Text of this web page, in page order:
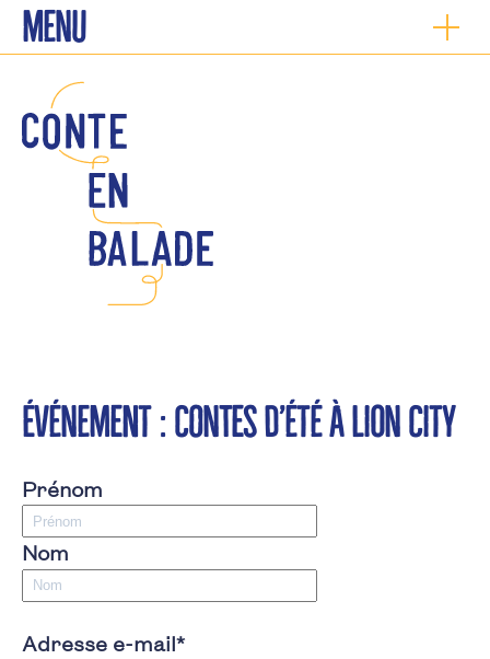
Menu
Événement :Contes d’été à Lion City
Prénom
Nom
Adresse e-mail*